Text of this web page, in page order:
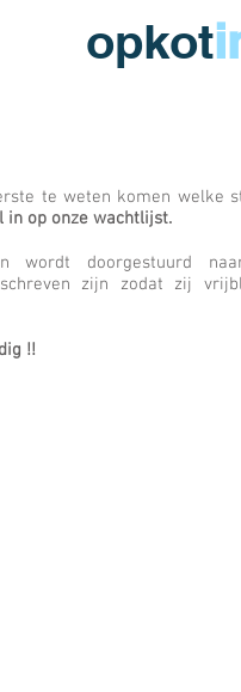
opkot
te weten komen welke
in op onze wachtlijst.
wordt doorgestuurd
zijn zodat zij
!!